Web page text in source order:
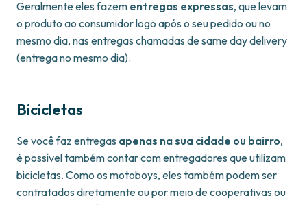
Geralmente eles fazem entregas expressas, que levam
o produto ao consumidor logo após o seu pedido ou no
mesmo dia, nas entregas chamadas de same day delivery
(entrega no mesmo dia).
Bicicletas
Se você faz entregas apenas na sua cidade ou bairro,
é possível também contar com entregadores que utilizam
bicicletas. Como os motoboys, eles também podem ser
contratados diretamente ou por meio de cooperativas ou